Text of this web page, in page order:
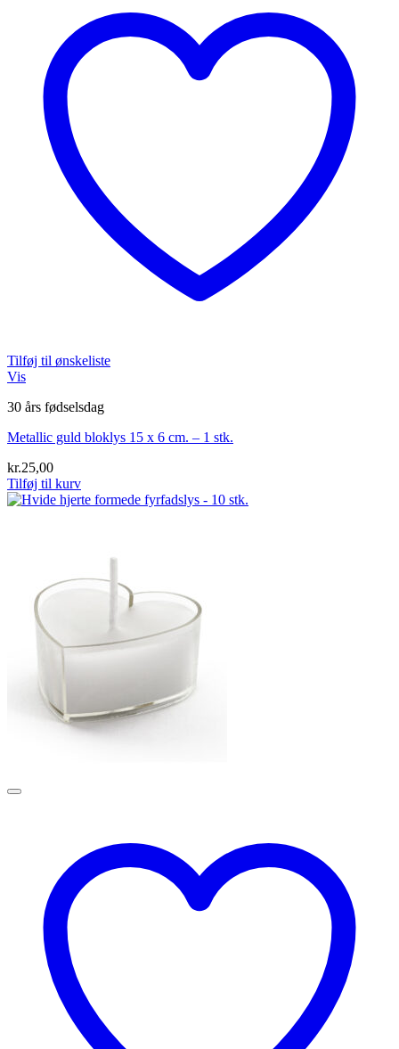
Tilføj til ønskeliste
Vis
30 års fødselsdag
Metallic guld bloklys 15 x 6 cm. – 1 stk.
kr.25,00
Tilføj til kurv